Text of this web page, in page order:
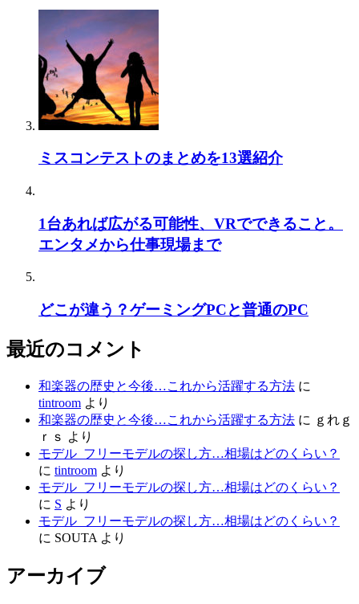
ミスコンテストのまとめを13選紹介
1台あれば広がる可能性、VRでできること。
エンタメから仕事現場まで
どこが違う？ゲーミングPCと普通のPC
最近のコメント
和楽器の歴史と今後…これから活躍する方法 に
tintroom より
和楽器の歴史と今後…これから活躍する方法 に ｇれｇ
ｒｓ より
モデル_フリーモデルの探し方…相場はどのくらい？
に tintroom より
モデル_フリーモデルの探し方…相場はどのくらい？
に S より
モデル_フリーモデルの探し方…相場はどのくらい？
に SOUTA より
アーカイブ